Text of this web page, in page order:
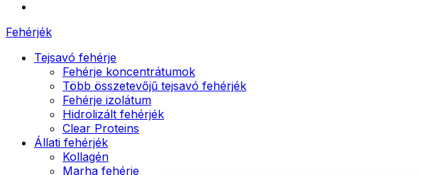
Fehérjék
Tejsavó fehérje
Fehérje koncentrátumok
Több összetevőjű tejsavó fehérjék
Fehérje izolátum
Hidrolizált fehérjék
Clear Proteins
Állati fehérjék
Kollagén
Marha fehérje